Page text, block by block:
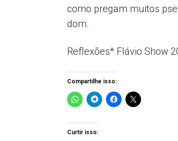
como pregam muitos
dom.
Reflexões* Flávio Show
Compartilhe isso:
Curtir isso: